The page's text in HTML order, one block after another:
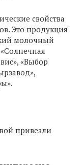
свойства
Это продукция
молочный
«Выбор
привезли